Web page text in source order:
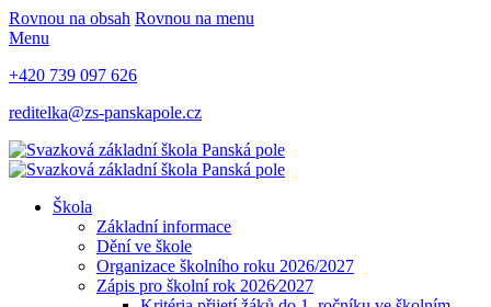
Rovnou na obsah Rovnou na menu
Menu
+420 739 097 626
reditelka@zs-panskapole.cz
Škola
Základní informace
Dění ve škole
Organizace školního roku 2026/2027
Zápis pro školní rok 2026⁄2027